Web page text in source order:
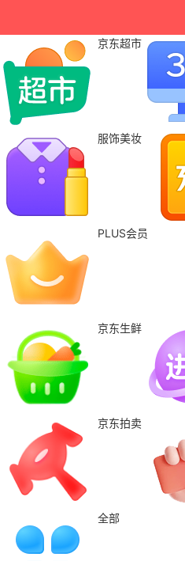
京东超市
服饰美妆
PLUS会员
京东生鲜
京东拍卖
全部